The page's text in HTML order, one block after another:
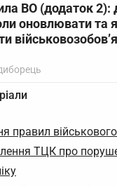
ВО (додаток 2):
оновлювати та
правил військового
ТЦК про